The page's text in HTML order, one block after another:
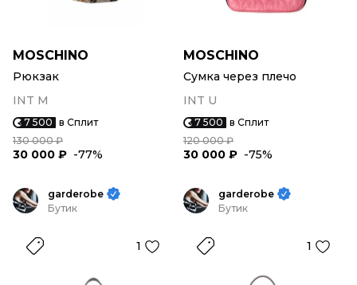
MOSCHINO
Рюкзак
INT M
7 500 в Сплит
130 000 ₽
30 000 ₽ -77%
MOSCHINO
Сумка через плечо
INT U
7 500 в Сплит
120 000 ₽
30 000 ₽ -75%
garderobe
Бутик
1
garderobe
Бутик
1